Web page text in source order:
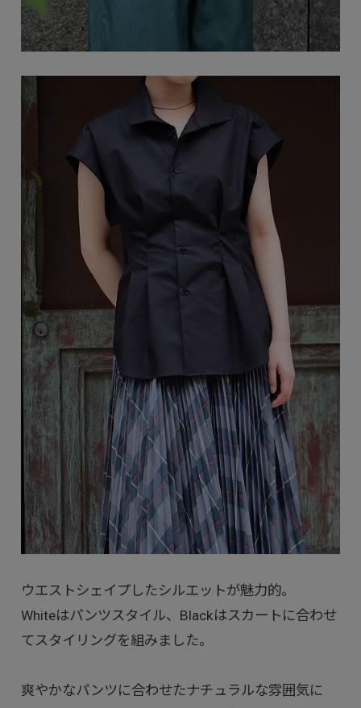
ウエストシェイプしたシルエットが魅力的。
Whiteはパンツスタイル、Blackはスカートに合わせ
てスタイリングを組みました。
爽やかなパンツに合わせたナチュラルな雰囲気に